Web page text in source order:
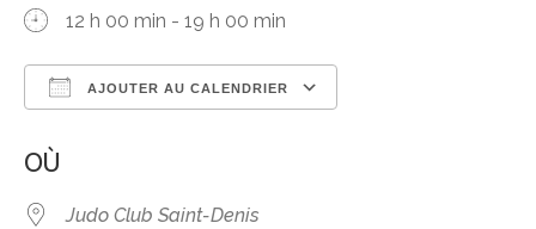
12 h 00 min - 19 h 00 min
AJOUTER AU CALENDRIER
OÙ
Judo Club Saint-Denis